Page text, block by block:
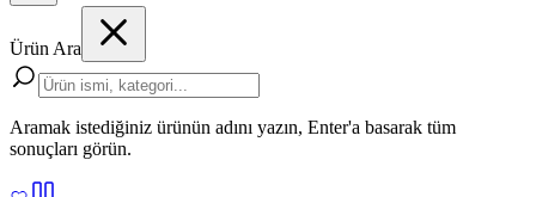
Ürün Ara
Aramak istediğiniz ürünün adını yazın, Enter'a basarak tüm
sonuçları görün.